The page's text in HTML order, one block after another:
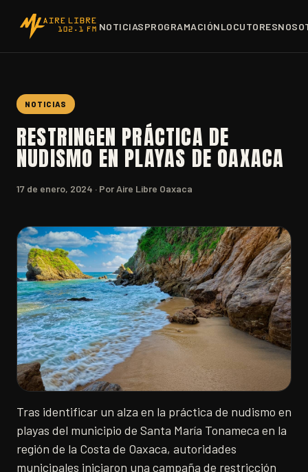
NOTICIASPROGRAMACIÓNLOCUTORES
NOTICIAS
RESTRINGEN PRÁCTICA DE
NUDISMO EN PLAYAS DE OAXACA
17 de enero, 2024 · Por Aire Libre Oaxaca
Tras identificar un alza en la práctica de nudismo en
playas del municipio de Santa María Tonameca en la
región de la Costa de Oaxaca, autoridades
municipales iniciaron una campaña de restricción